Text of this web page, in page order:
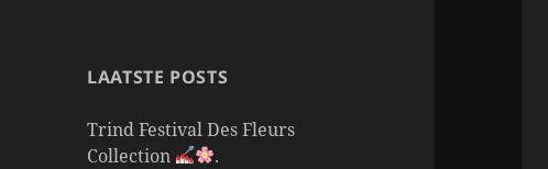
LAATSTE POSTS
Trind Festival Des Fleurs
Collection
.